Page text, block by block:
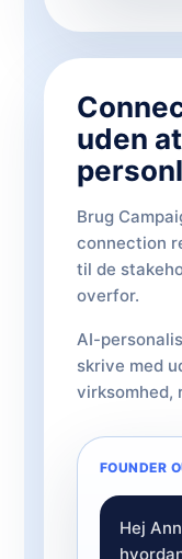
uden
Brug
connection
til de
overfor.
AI-
skrive med
virksomhed,
FOUNDER
Hej